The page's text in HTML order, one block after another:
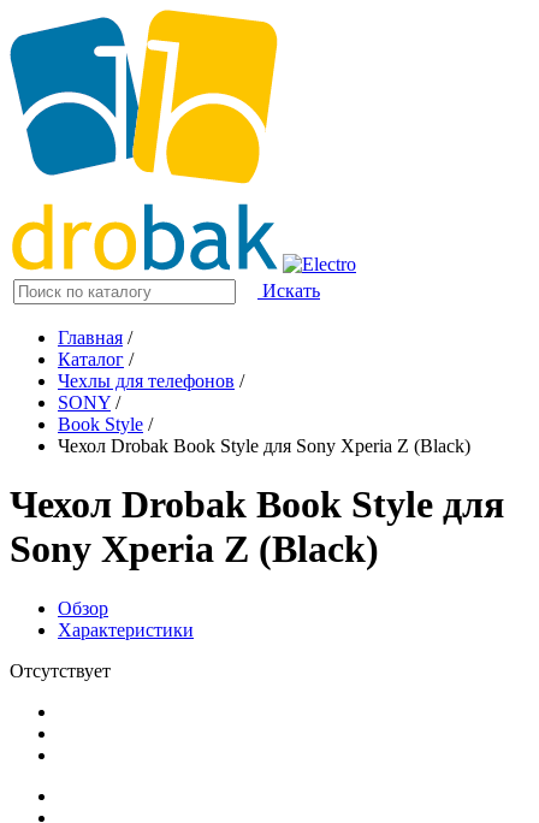
Искать
Главная /
Каталог /
Чехлы для телефонов /
SONY /
Book Style /
Чехол Drobak Book Style для Sony Xperia Z (Black)
Чехол Drobak Book Style для
Sony Xperia Z (Black)
Обзор
Характеристики
Отсутствует